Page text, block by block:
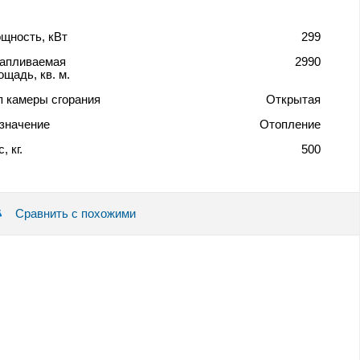
кВт
299
кв. м.
2990
камеры сгорания
Открытая
Отопление
кг.
500
Сравнить с похожими